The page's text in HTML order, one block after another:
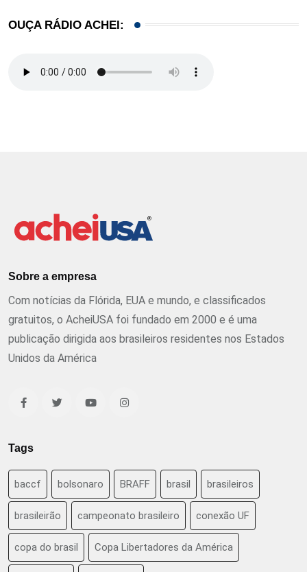
OUÇA RÁDIO ACHEI:
Sobre a empresa
Com notícias da Flórida, EUA e mundo, e classificados
gratuitos, o AcheiUSA foi fundado em 2000 e é uma
publicação dirigida aos brasileiros residentes nos Estados
Unidos da América
Tags
baccf bolsonaro BRAFF brasil brasileiros
brasileirão campeonato brasileiro conexão UF
copa do brasil Copa Libertadores da América